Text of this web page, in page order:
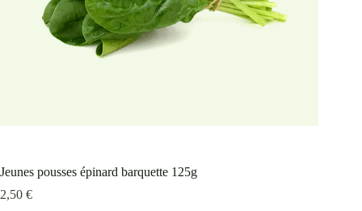
Jeunes pousses épinard barquette 125g
2,50 €